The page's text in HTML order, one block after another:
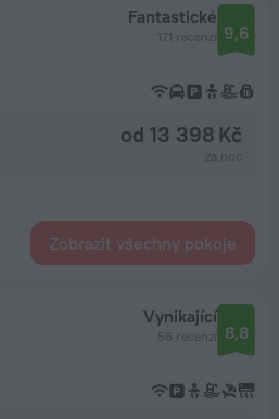
Fantastické
171 recenzí 9,6
od 13 398 Kč
Zobrazit všechny pokoje
Vynikající
56 recenzí 8,8